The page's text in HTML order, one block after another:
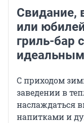
Свидание,
или
гриль-бар
идеальным
С приходом
заведении в
наслаждаться
напитками и